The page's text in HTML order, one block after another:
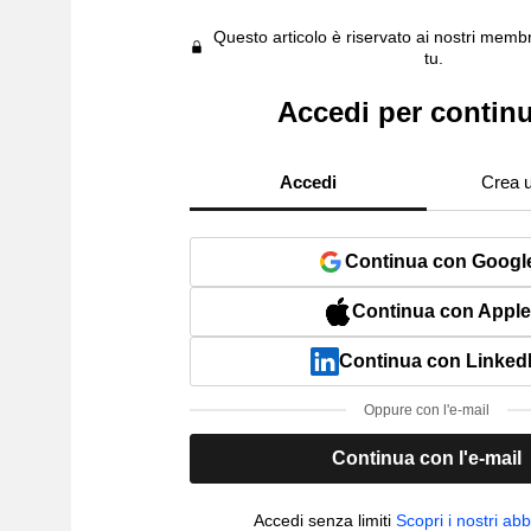
Questo articolo è riservato ai nostri
tu.
Accedi per
Accedi Crea
Continua con
Continua con Apple
Continua con
Oppure con l'e-mail
Continua con l'e-mail
Accedi senza limiti Scopri i nostri